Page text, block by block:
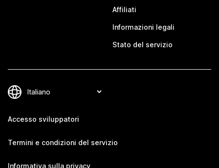
Affiliati
Informazioni legali
Stato del servizio
Accesso sviluppatori
Termini e condizioni del servizio
Informativa sulla privacy